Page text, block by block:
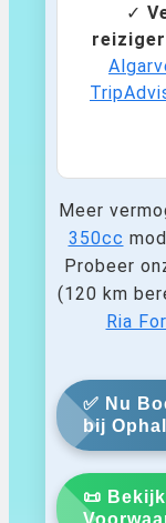
✓
Meer
350cc
Probeer
(120 km
Ria
✅ Nu
bij
📜